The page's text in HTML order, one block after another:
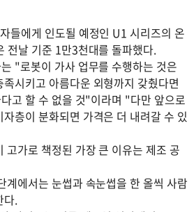
들에게 인도될 예정인 U1 시리즈의 온
전날 기준 1만3천대를 돌파했다.
"로봇이 가사 업무를 수행하는 것은
시키고 아름다운 외형까지 갖췄다면
고 할 수 없을 것"이라며 "다만 앞으로
층이 분화되면 가격은 더 내려갈 수 있
고가로 책정된 가장 큰 이유는 제조 공
계에서는 눈썹과 속눈썹을 한 올씩 사람
다.